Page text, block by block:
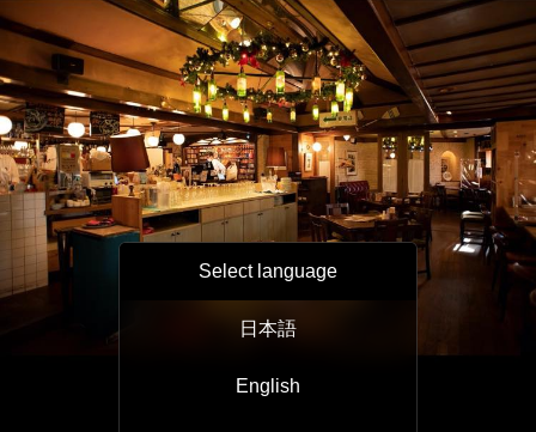
Select language
日本語
English